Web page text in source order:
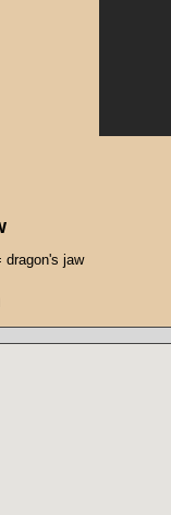
dragon's jaw